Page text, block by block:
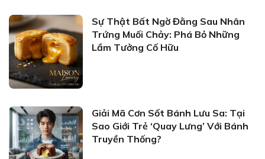
Sự Thật Bất Ngờ Đằng Sau Nhân
Trứng Muối Chảy: Phá Bỏ Những
Lầm Tưởng Cố Hữu
Giải Mã Cơn Sốt Bánh Lưu Sa: Tại
Sao Giới Trẻ ‘Quay Lưng’ Với Bánh
Truyền Thống?